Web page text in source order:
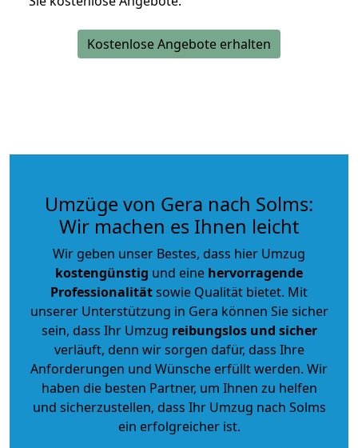
Kostenlose Angebote erhalten
Umzüge von Gera nach Solms:
Wir machen es Ihnen leicht
Wir geben unser Bestes, dass hier Umzug
kostengünstig und eine hervorragende
Professionalitätsowie Qualität bietet. Mit
unserer Unterstützung in Gera können Sie sicher
sein, dass Ihr Umzug reibungslos und sicher
verläuft, denn wir sorgen dafür, dass Ihre
Anforderungen und Wünsche erfüllt werden. Wir
haben die besten Partner, um Ihnen zu helfen
und sicherzustellen, dass Ihr Umzug nach Solms
ein erfolgreicher ist.